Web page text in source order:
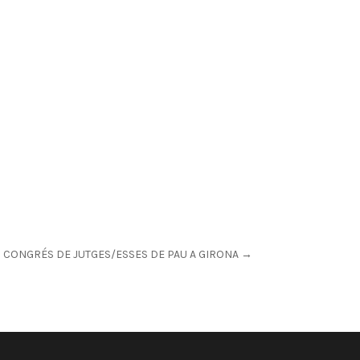
CONGRÉS DE JUTGES/ESSES DE PAU A GIRONA→